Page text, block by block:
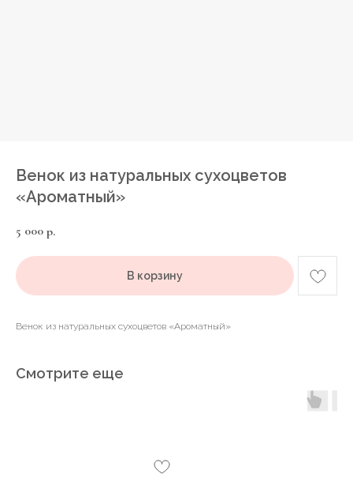
Венок из натуральных сухоцветов
«Ароматный»
5 000 р.
В корзину
Венок из натуральных сухоцветов «Ароматный»
Смотрите еще